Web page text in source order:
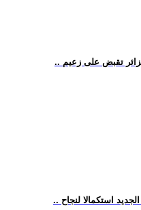
تقبض على زعيم
استكمالا لنجاح